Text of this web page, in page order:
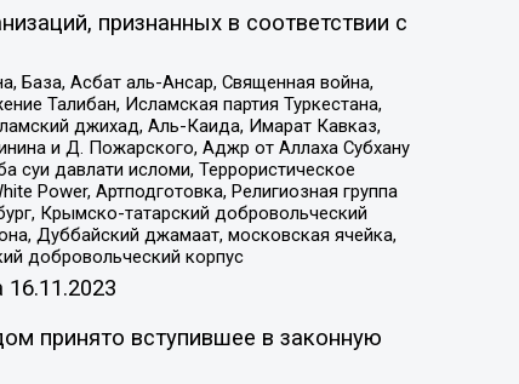
признанных в соответствии с
База, Асбат аль-Ансар, Священная война,
Талибан, Исламская партия Туркестана,
джихад, Аль-Каида, Имарат Кавказ,
и Д. Пожарского, Аджр от Аллаха Субхану
давлати исломи, Террористическое
Power, Артподготовка, Религиозная группа
Крымско-татарский добровольческий
Дуббайский джамаат, московская ячейка,
добровольческий корпус
16.11.2023
принято вступившее в законную